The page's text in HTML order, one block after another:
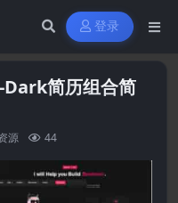
登录
简历组合简
源 44